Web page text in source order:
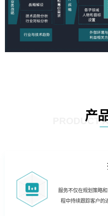
产
PRODUCT
服务不仅在规划策略
程中持续跟踪客户的